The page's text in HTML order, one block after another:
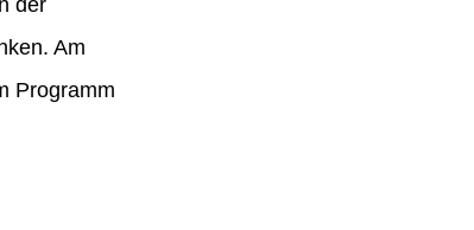
der
Am
Programm